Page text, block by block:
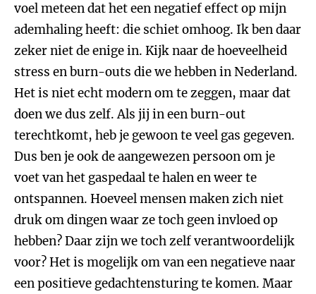
voel meteen dat het een negatief effect op mijn
ademhaling heeft: die schiet omhoog. Ik ben daar
zeker niet de enige in. Kijk naar de hoeveelheid
stress en burn-outs die we hebben in Nederland.
Het is niet echt modern om te zeggen, maar dat
doen we dus zelf. Als jij in een burn-out
terechtkomt, heb je gewoon te veel gas gegeven.
Dus ben je ook de aangewezen persoon om je
voet van het gaspedaal te halen en weer te
ontspannen. Hoeveel mensen maken zich niet
druk om dingen waar ze toch geen invloed op
hebben? Daar zijn we toch zelf verantwoordelijk
voor? Het is mogelijk om van een negatieve naar
een positieve gedachtensturing te komen. Maar